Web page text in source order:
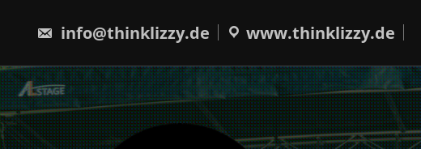
content
info@thinklizzy.de www.thinklizzy.de